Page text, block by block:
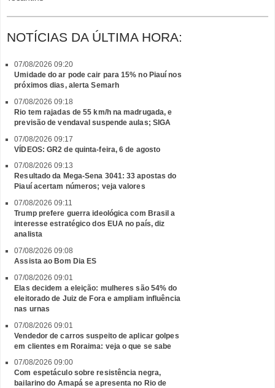
NOTÍCIAS DA ÚLTIMA HORA:
07/08/2026 09:20
Umidade do ar pode cair para 15% no Piauí nos
próximos dias, alerta Semarh
07/08/2026 09:18
Rio tem rajadas de 55 km/h na madrugada, e
previsão de vendaval suspende aulas; SIGA
07/08/2026 09:17
VÍDEOS: GR2 de quinta-feira, 6 de agosto
07/08/2026 09:13
Resultado da Mega-Sena 3041: 33 apostas do
Piauí acertam números; veja valores
07/08/2026 09:11
Trump prefere guerra ideológica com Brasil a
interesse estratégico dos EUA no país, diz
analista
07/08/2026 09:08
Assista ao Bom Dia ES
07/08/2026 09:01
Elas decidem a eleição: mulheres são 54% do
eleitorado de Juiz de Fora e ampliam influência
nas urnas
07/08/2026 09:01
Vendedor de carros suspeito de aplicar golpes
em clientes em Roraima: veja o que se sabe
07/08/2026 09:00
Com espetáculo sobre resistência negra,
bailarino do Amapá se apresenta no Rio de